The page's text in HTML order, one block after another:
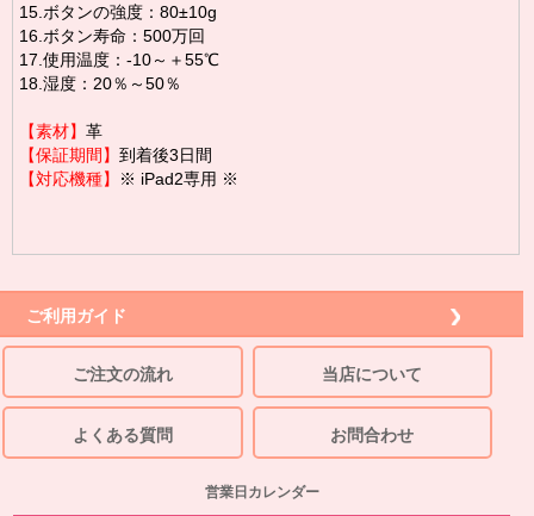
15.ボタンの強度：80±10g
16.ボタン寿命：500万回
17.使用温度：-10～＋55℃
18.湿度：20％～50％
【素材】 革
【保証期間】 到着後3日間
【対応機種】
※ iPad2専用 ※
ご利用ガイド
ご注文の流れ 当店について
よくある質問 お問合わせ
営業日カレンダー